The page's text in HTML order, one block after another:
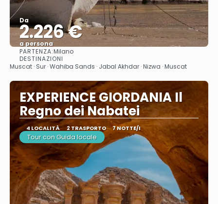
Da
2.226 €
a persona
PARTENZA:Milano
DESTINAZIONI
Muscat · Sur · Wahiba Sands · Jabal Akhdar · Nizwa · Muscat
EXPERIENCE GIORDANIA Il
Regno dei Nabatei
4 LOCALITÀ 2 TRASPORTO 7 NOTTE/I
Tour con Guida locale